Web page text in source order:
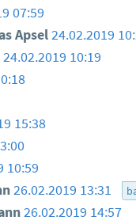
07:59
Apsel24.02.2019
24.02.2019 10:19
15:38
10:59
26.02.2019 13:31
26.02.2019 14:57